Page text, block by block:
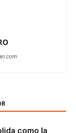
como la